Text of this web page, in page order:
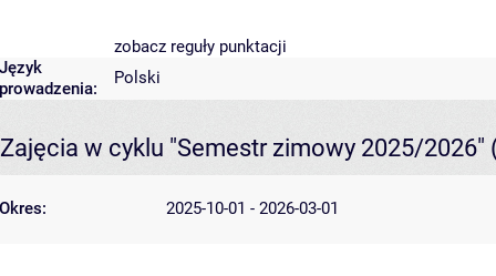
zobacz reguły punktacji
Język
prowadzenia:
Polski
Zajęcia w cyklu "Semestr zimowy 2025/2026"
Okres: 2025-10-01 - 2026-03-01